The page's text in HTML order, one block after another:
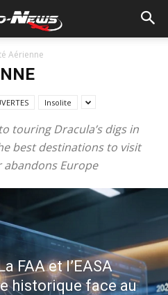
Aérienne
Insolite
touring Dracula’s digs in
best destinations to visit
abandons Europe
FAA et l’EASA
historique face au